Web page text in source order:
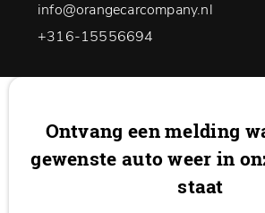
info@orangecarcompany.nl
+316-15556694
Ontvang een melding
gewenste auto weer in
staat